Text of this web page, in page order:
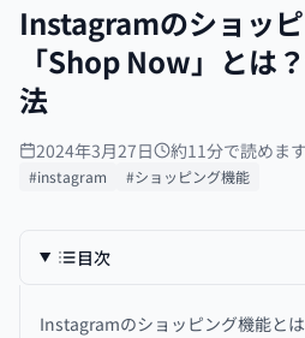
Instagramのショッ
「Shop Now」とは
法
2024年3月27日 約11分で読めます
#instagram #ショッピング機能
目次
Instagramのショッピング機能と